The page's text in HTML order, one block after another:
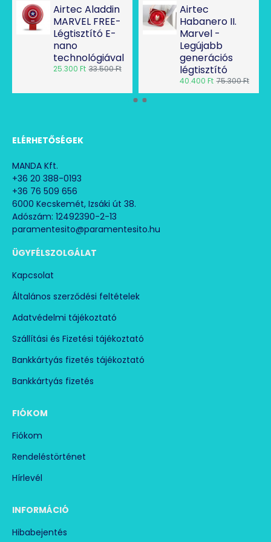
Méret: 190x90 mm
Fogyasztás: I. ventilátor fokozat: 0,9 W
II. ventilátor fokozat: 1,5 W
Airtec Aladdin
MARVEL FREE-
Légtisztító E-
nano
technológiával
25.300 Ft 33.500 Ft
Airtec
Habanero II.
Marvel -
Legújabb
generációs
légtisztító
40.400 Ft 75.300 Ft
ELÉRHETŐSÉGEK
MANDA Kft.
+36 20 388-0193
+36 76 509 656
6000 Kecskemét, Izsáki út 38.
Adószám: 12492390-2-13
paramentesito@paramentesito.hu
ÜGYFÉLSZOLGÁLAT
Kapcsolat
Általános szerződési feltételek
Adatvédelmi tájékoztató
Szállítási és Fizetési tájékoztató
Bankkártyás fizetés tájékoztató
Bankkártyás fizetés
FIÓKOM
Fiókom
Rendeléstörténet
Hírlevél
INFORMÁCIÓ
Hibabejentés